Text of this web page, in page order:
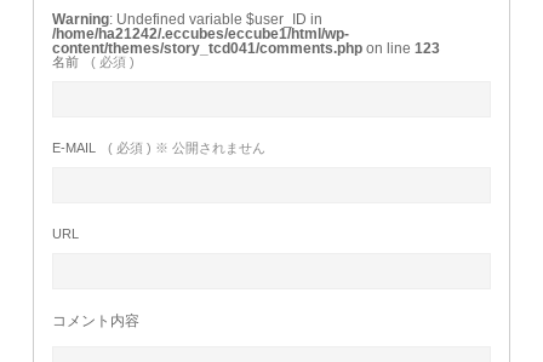
Warning : Undefined variable $user_ID in
/home/ha21242/.eccubes/eccube1/html/wp-
content/themes/story_tcd041/comments.php on line123
名前 ( 必須 )
E-MAIL ( 必須 ) ※ 公開されません
URL
コメント内容